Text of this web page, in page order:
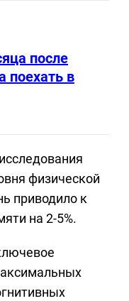
после
поехать в
физической
приводило к
на 2-5%.